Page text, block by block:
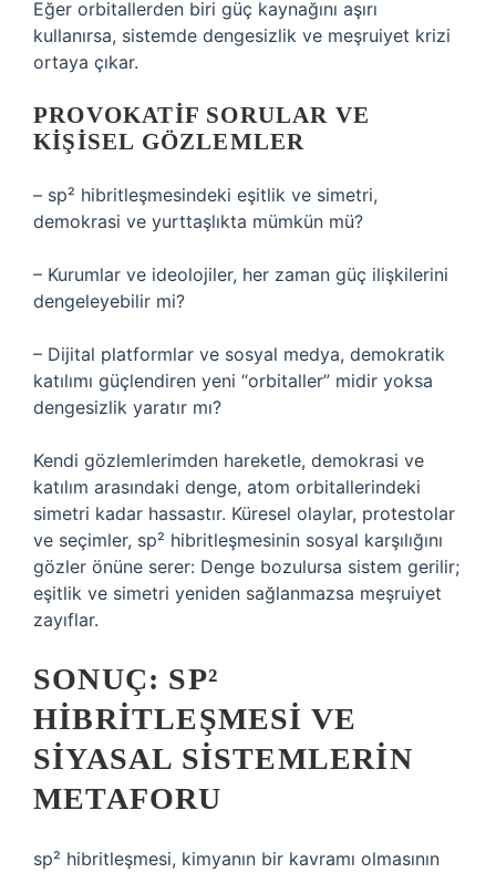
Eğer orbitallerden biri güç kaynağını aşırı
kullanırsa, sistemde dengesizlik ve meşruiyet krizi
ortaya çıkar.
PROVOKATIF SORULAR VE
KIŞISEL GÖZLEMLER
– sp² hibritleşmesindeki eşitlik ve simetri,
demokrasi ve yurttaşlıkta mümkün mü?
– Kurumlar ve ideolojiler, her zaman güç ilişkilerini
dengeleyebilir mi?
– Dijital platformlar ve sosyal medya, demokratik
katılımı güçlendiren yeni “orbitaller” midir yoksa
dengesizlik yaratır mı?
Kendi gözlemlerimden hareketle, demokrasi ve
katılım arasındaki denge, atom orbitallerindeki
simetri kadar hassastır. Küresel olaylar, protestolar
ve seçimler, sp² hibritleşmesinin sosyal karşılığını
gözler önüne serer: Denge bozulursa sistem gerilir;
eşitlik ve simetri yeniden sağlanmazsa meşruiyet
zayıflar.
SONUÇ: SP²
HIBRITLEŞMESI VE
SIYASAL SISTEMLERIN
METAFORU
sp² hibritleşmesi, kimyanın bir kavramı olmasının